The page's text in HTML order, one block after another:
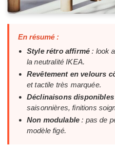
En résumé :
Style rétro affirmé : look
la neutralité IKEA.
Revêtement en velours
et tactile très marquée.
Déclinaisons disponibles
saisonnières, finitions
Non modulable : pas de
modèle figé.